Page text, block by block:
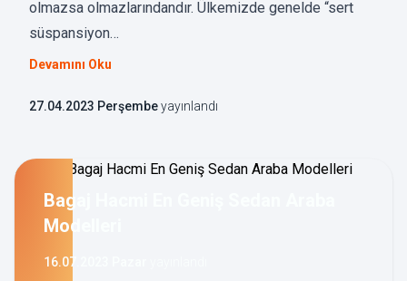
olmazsa olmazlarındandır. Ülkemizde genelde “sert
süspansiyon…
Devamını Oku
27.04.2023 Perşembeyayınlandı
Bagaj Hacmi En Geniş Sedan Araba
Modelleri
16.07.2023 Pazar